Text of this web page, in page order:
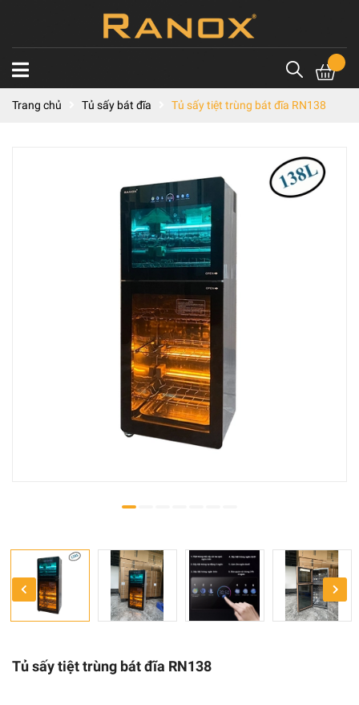
Trang chủ Tủ sấy bát đĩa Tủ sấy tiệt trùng bát đĩa RN138
Tủ sấy tiệt trùng bát đĩa RN138